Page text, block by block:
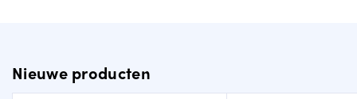
Nieuwe producten